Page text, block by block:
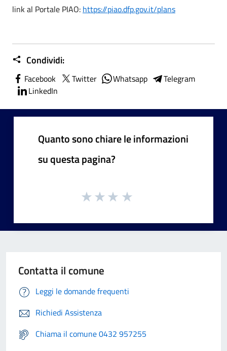
link al Portale PIAO: https://piao.dfp.gov.it/plans
Condividi:
Facebook Twitter Whatsapp
Telegram
LinkedIn
Quanto sono chiare le informazioni
su questa pagina?
Contatta il comune
Leggi le domande frequenti
Richiedi Assistenza
Chiama il comune 0432 957255